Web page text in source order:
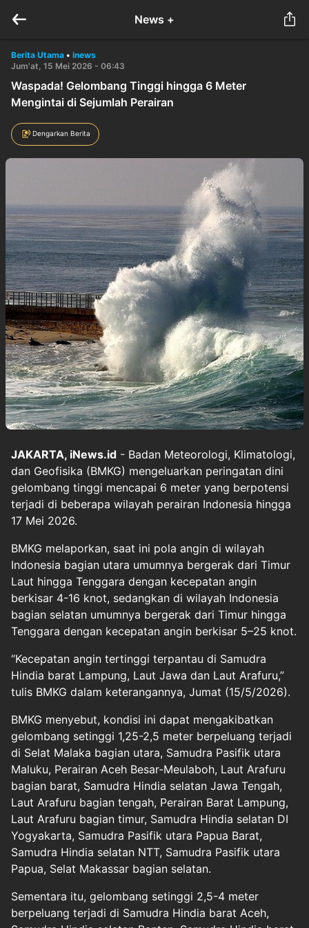
News +
Berita Utama • inews
Jum'at, 15 Mei 2026 - 06:43
Waspada! Gelombang Tinggi hingga 6 Meter
Mengintai di Sejumlah Perairan
Dengarkan Berita
JAKARTA, iNews.id - Badan Meteorologi, Klimatologi,
dan Geofisika (BMKG) mengeluarkan peringatan dini
gelombang tinggi mencapai 6 meter yang berpotensi
terjadi di beberapa wilayah perairan Indonesia hingga
17 Mei 2026.
BMKG melaporkan, saat ini pola angin di wilayah
Indonesia bagian utara umumnya bergerak dari Timur
Laut hingga Tenggara dengan kecepatan angin
berkisar 4-16 knot, sedangkan di wilayah Indonesia
bagian selatan umumnya bergerak dari Timur hingga
Tenggara dengan kecepatan angin berkisar 5–25 knot.
“Kecepatan angin tertinggi terpantau di Samudra
Hindia barat Lampung, Laut Jawa dan Laut Arafuru,”
tulis BMKG dalam keterangannya, Jumat (15/5/2026).
BMKG menyebut, kondisi ini dapat mengakibatkan
gelombang setinggi 1,25-2,5 meter berpeluang terjadi
di Selat Malaka bagian utara, Samudra Pasifik utara
Maluku, Perairan Aceh Besar-Meulaboh, Laut Arafuru
bagian barat, Samudra Hindia selatan Jawa Tengah,
Laut Arafuru bagian tengah, Perairan Barat Lampung,
Laut Arafuru bagian timur, Samudra Hindia selatan DI
Yogyakarta, Samudra Pasifik utara Papua Barat,
Samudra Hindia selatan NTT, Samudra Pasifik utara
Papua, Selat Makassar bagian selatan.
Sementara itu, gelombang setinggi 2,5-4 meter
berpeluang terjadi di Samudra Hindia barat Aceh,